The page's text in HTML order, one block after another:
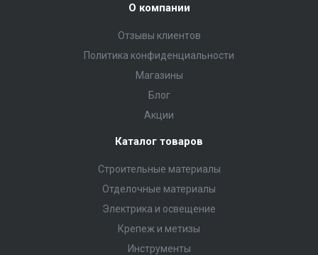
О компании
Отзывы клиентов
Политика конфиденциальности
Магазины
Блог
Акции
Каталог товаров
Строительные материалы
Отделочные материалы
Электрика и освещение
Крепеж и метизы
Инструменты